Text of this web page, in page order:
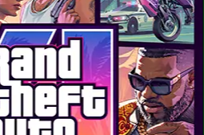
cât și mici – despre care poți învăța
Yoshi să le mănânce, altele pot
a pluti, iar unele chiar vor cânta când